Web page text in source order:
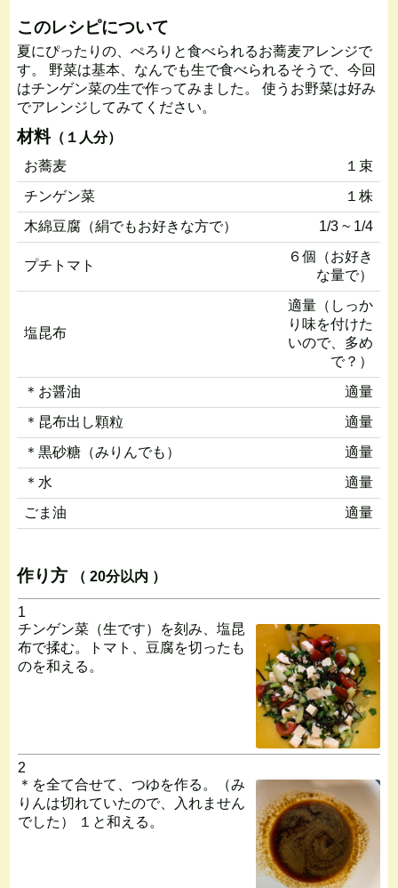
このレシピについて
夏にぴったりの、ぺろりと食べられるお蕎麦アレンジで
す。 野菜は基本、なんでも生で食べられるそうで、今回
はチンゲン菜の生で作ってみました。 使うお野菜は好み
でアレンジしてみてください。
材料（１人分）
お蕎麦
１束
チンゲン菜
１株
木綿豆腐（絹でもお好きな方で）
1/3 ~ 1/4
プチトマト
６個（お好き
な量で）
塩昆布
適量（しっか
り味を付けた
いので、多め
で？）
＊お醤油
適量
＊昆布出し顆粒
適量
＊黒砂糖（みりんでも）
適量
＊水
適量
ごま油
適量
作り方 （ 20分以内 ）
1
チンゲン菜（生です）を刻み、塩昆
布で揉む。トマト、豆腐を切ったも
のを和える。
2
＊を全て合せて、つゆを作る。（み
りんは切れていたので、入れません
でした） １と和える。